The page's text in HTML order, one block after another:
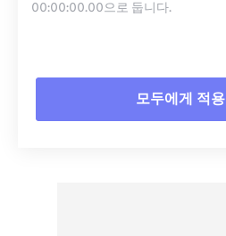
00:00:00.00으로 둡니다.
모두에게 적용